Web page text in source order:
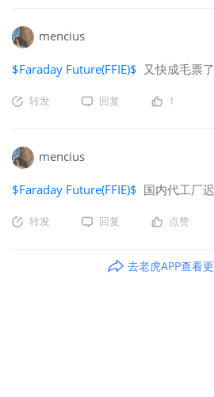
mencius
$Faraday Future(FFIE)$ 又快成毛票了
转发 回复 1
mencius
$Faraday Future(FFIE)$ 国内代工厂
转发 回复 点赞
去老虎APP查看